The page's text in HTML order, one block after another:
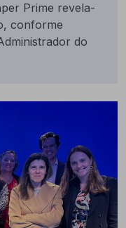
Prime revela-
conforme
do